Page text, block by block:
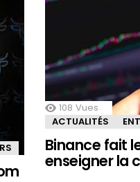
108 Vues
ACTUALITÉS
Binance fait
enseigner la